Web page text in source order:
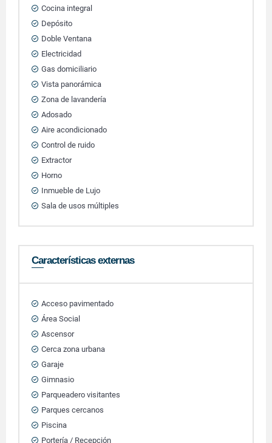
Cocina integral
Depósito
Doble Ventana
Electricidad
Gas domiciliario
Vista panorámica
Zona de lavandería
Adosado
Aire acondicionado
Control de ruido
Extractor
Horno
Inmueble de Lujo
Sala de usos múltiples
Características externas
Acceso pavimentado
Área Social
Ascensor
Cerca zona urbana
Garaje
Gimnasio
Parqueadero visitantes
Parques cercanos
Piscina
Portería / Recepción